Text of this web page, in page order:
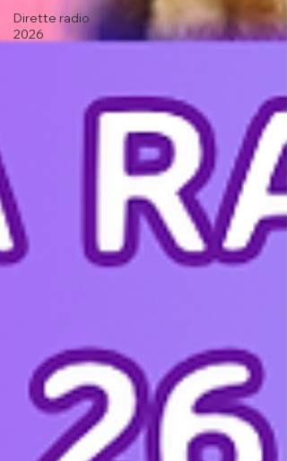
Dirette radio
2026